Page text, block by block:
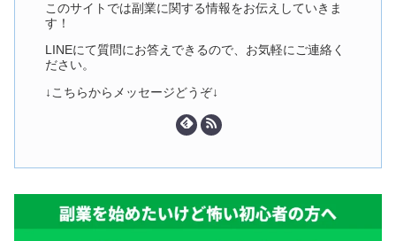
このサイトでは副業に関する情報をお伝えしていきま
す！
LINEにて質問にお答えできるので、お気軽にご連絡く
ださい。
↓こちらからメッセージどうぞ↓